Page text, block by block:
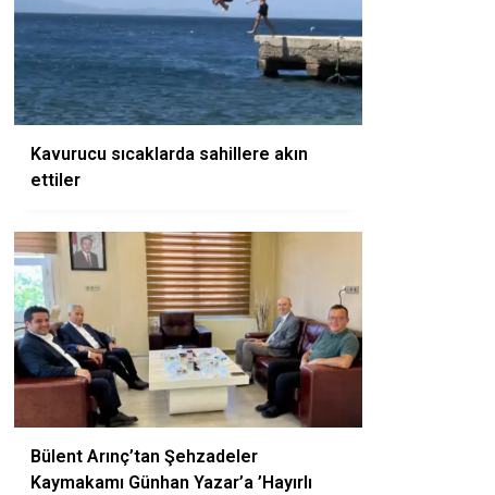
Kavurucu sıcaklarda sahillere akın
ettiler
Bülent Arınç’tan Şehzadeler
Kaymakamı Günhan Yazar’a ’Hayırlı